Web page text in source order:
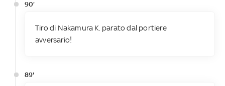
90'
Tiro di Nakamura K. parato dal portiere
avversario!
89'